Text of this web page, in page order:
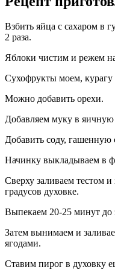
Взбить яйца с сахаром в
2 раза.
Яблоки чистим и режем
Сухофрукты моем,
Можно добавить орехи.
Добавляем муку в яичную
Добавить соду,
Начинку выкладываем в
Сверху заливаем тестом и
градусов духовке.
Выпекаем 20-25 минут до
Затем вынимаем и
ягодами.
Ставим пирог в духовку